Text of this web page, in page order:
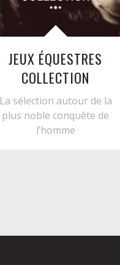
JEUX ÉQUESTRES
COLLECTION
La sélection autour de la
plus noble conquête de
l’homme